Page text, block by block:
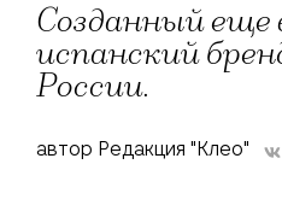
Созданный еще
испанский
России.
автор Редакция "Клео"